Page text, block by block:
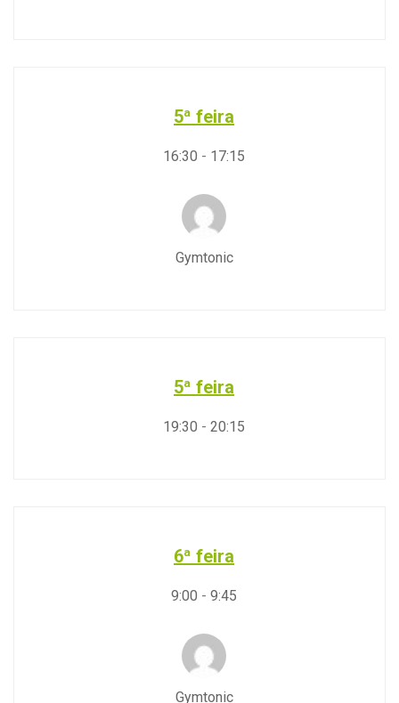
5ª feira
16:30 - 17:15
Gymtonic
5ª feira
19:30 - 20:15
6ª feira
9:00 - 9:45
Gymtonic